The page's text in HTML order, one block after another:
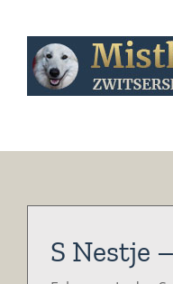
naar
inhoud
S Nestje